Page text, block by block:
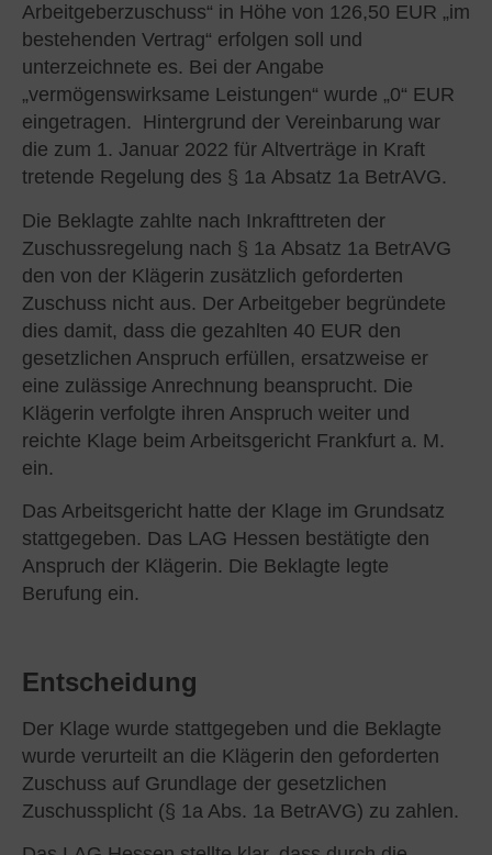
Arbeitgeberzuschuss“ in Höhe von 126,50 EUR „im
bestehenden Vertrag“ erfolgen soll und
unterzeichnete es. Bei der Angabe
„vermögenswirksame Leistungen“ wurde „0“ EUR
eingetragen. Hintergrund der Vereinbarung war
die zum 1. Januar 2022 für Altverträge in Kraft
tretende Regelung des § 1a Absatz 1a BetrAVG.
Die Beklagte zahlte nach Inkrafttreten der
Zuschussregelung nach § 1a Absatz 1a BetrAVG
den von der Klägerin zusätzlich geforderten
Zuschuss nicht aus. Der Arbeitgeber begründete
dies damit, dass die gezahlten 40 EUR den
gesetzlichen Anspruch erfüllen, ersatzweise er
eine zulässige Anrechnung beansprucht. Die
Klägerin verfolgte ihren Anspruch weiter und
reichte Klage beim Arbeitsgericht Frankfurt a. M.
ein.
Das Arbeitsgericht hatte der Klage im Grundsatz
stattgegeben. Das LAG Hessen bestätigte den
Anspruch der Klägerin. Die Beklagte legte
Berufung ein.
Entscheidung
Der Klage wurde stattgegeben und die Beklagte
wurde verurteilt an die Klägerin den geforderten
Zuschuss auf Grundlage der gesetzlichen
Zuschussplicht (§ 1a Abs. 1a BetrAVG) zu zahlen.